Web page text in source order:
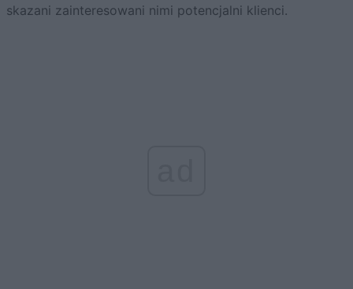
skazani zainteresowani nimi potencjalni klienci.